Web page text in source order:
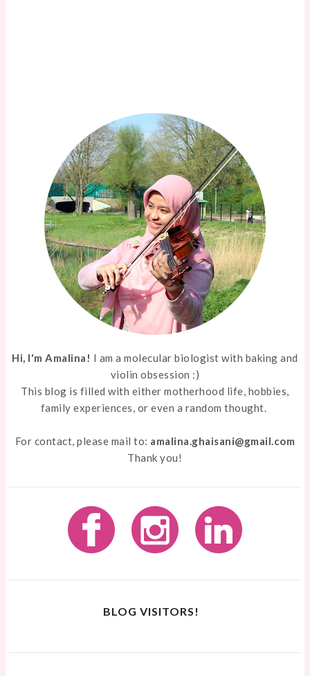
Hi, I'm Amalina! I am a molecular biologist with baking and
violin obsession :)
This blog is filled with either motherhood life, hobbies,
family experiences, or even a random thought.
For contact, please mail to: amalina.ghaisani@gmail.com
Thank you!
BLOG VISITORS!